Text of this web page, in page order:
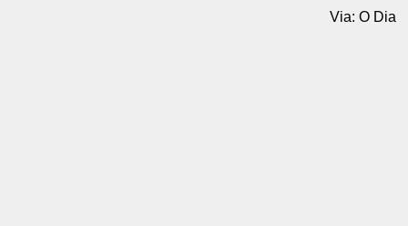
Via: O Dia